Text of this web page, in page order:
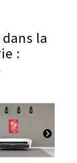
la
: